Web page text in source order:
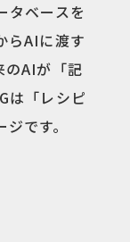
タベースを
らAIに渡す
のAIが「記
は「レシピ
です。